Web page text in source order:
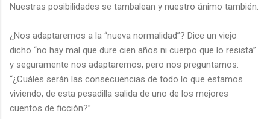
Nuestras posibilidades se tambalean y nuestro ánimo también.
¿Nos adaptaremos a la “nueva normalidad”? Dice un viejo
dicho “no hay mal que dure cien años ni cuerpo que lo resista”
y seguramente nos adaptaremos, pero nos preguntamos:
“¿Cuáles serán las consecuencias de todo lo que estamos
viviendo, de esta pesadilla salida de uno de los mejores
cuentos de ficción?”